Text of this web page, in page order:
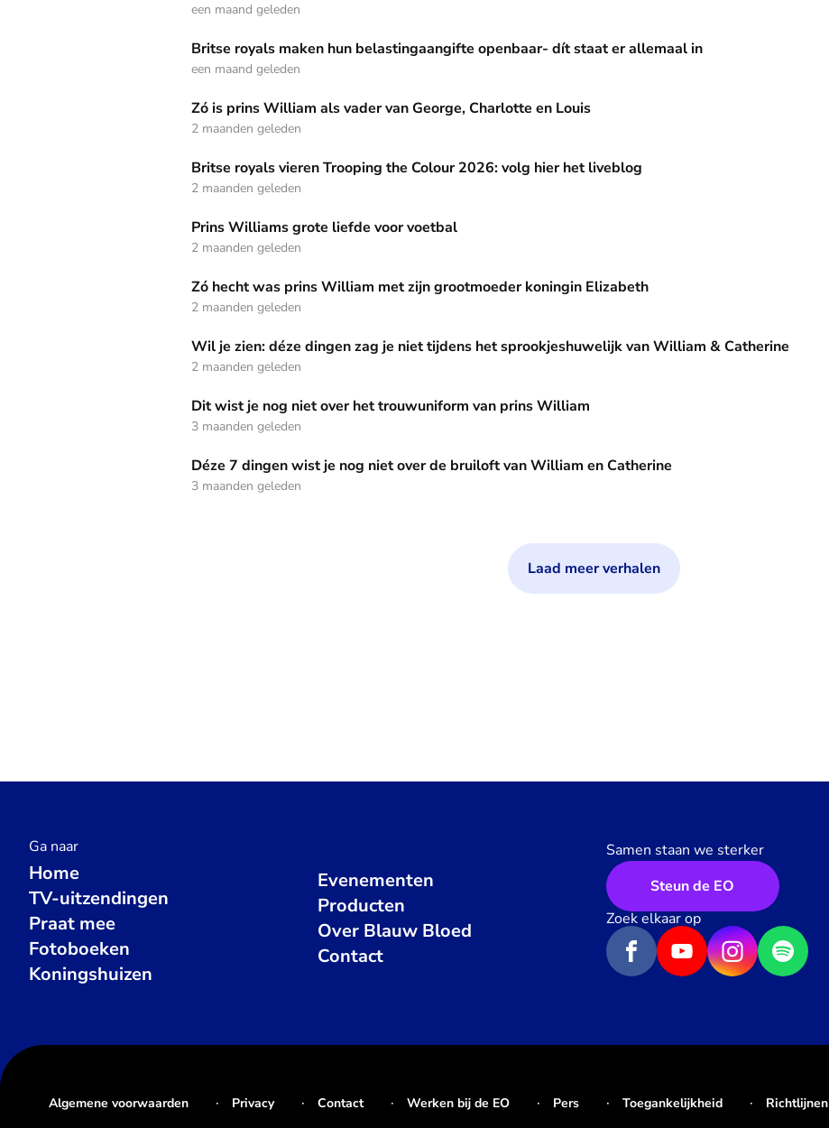
een maand geleden
Britse royals maken hun belastingaangifte openbaar- dít staat er allemaal in
Britse royals maken hun belastingaangifte openbaar- dít staat er allemaal in
een maand geleden
Zó is prins William als vader van George, Charlotte en Louis
Zó is prins William als vader van George, Charlotte en Louis
2 maanden geleden
Britse royals vieren Trooping the Colour 2026: volg hier het liveblog
Britse royals vieren Trooping the Colour 2026: volg hier het liveblog
2 maanden geleden
Prins Williams grote liefde voor voetbal
Prins Williams grote liefde voor voetbal
2 maanden geleden
Zó hecht was prins William met zijn grootmoeder koningin Elizabeth
Zó hecht was prins William met zijn grootmoeder koningin Elizabeth
2 maanden geleden
Wil je zien: déze dingen zag je niet tijdens het sprookjeshuwelijk van William & Catherine
Wil je zien: déze dingen zag je niet tijdens het sprookjeshuwelijk van William & Catherine
2 maanden geleden
Dit wist je nog niet over het trouwuniform van prins William
Dit wist je nog niet over het trouwuniform van prins William
3 maanden geleden
Déze 7 dingen wist je nog niet over de bruiloft van William en Catherine
Déze 7 dingen wist je nog niet over de bruiloft van William en Catherine
3 maanden geleden
Laad meer verhalen
Ga naar
Home
TV-uitzendingen
Praat mee
Fotoboeken
Koningshuizen
Evenementen
Producten
Over Blauw Bloed
Contact
Samen staan we sterker
Steun de EO
Zoek elkaar op
Algemene voorwaarden Privacy Contact Werken bij de EO Pers Toegankelijkheid Richtlijnen